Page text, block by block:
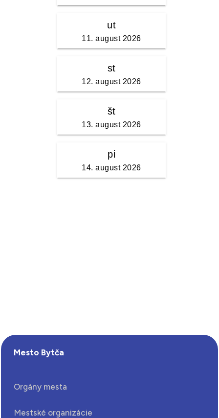
Mesto Bytča
Orgány mesta
Mestské organizácie